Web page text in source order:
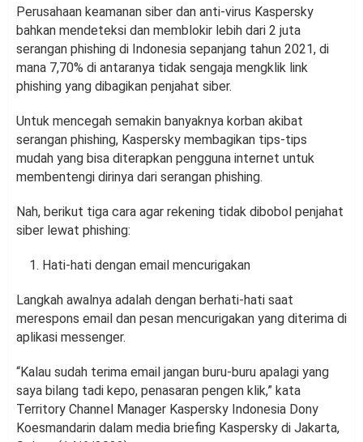
Perusahaan keamanan siber dan anti-virus Kaspersky
bahkan mendeteksi dan memblokir lebih dari 2 juta
serangan phishing di Indonesia sepanjang tahun 2021, di
mana 7,70% di antaranya tidak sengaja mengklik link
phishing yang dibagikan penjahat siber.
Untuk mencegah semakin banyaknya korban akibat
serangan phishing, Kaspersky membagikan tips-tips
mudah yang bisa diterapkan pengguna internet untuk
membentengi dirinya dari serangan phishing.
Nah, berikut tiga cara agar rekening tidak dibobol penjahat
siber lewat phishing:
Hati-hati dengan email mencurigakan
Langkah awalnya adalah dengan berhati-hati saat
merespons email dan pesan mencurigakan yang diterima di
aplikasi messenger.
“Kalau sudah terima email jangan buru-buru apalagi yang
saya bilang tadi kepo, penasaran pengen klik,” kata
Territory Channel Manager Kaspersky Indonesia Dony
Koesmandarin dalam media briefing Kaspersky di Jakarta,